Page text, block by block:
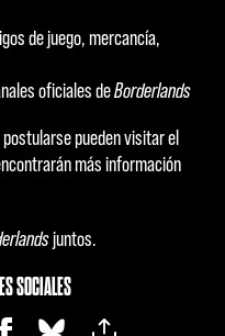
de juego, mercancía,
oficiales deBorderlands
pueden visitar el
más información
juntos.
SOCIALES